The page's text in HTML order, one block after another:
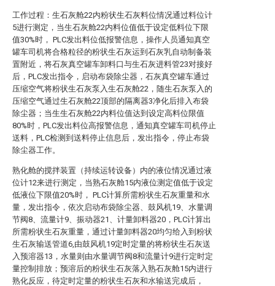
工作过程：生石灰舱22内粉状生石灰料位情况通过料位计
5进行测定，当生石灰舱22内料位值低于设定低料位下限
值30%时， PLC发出料位低报警信息，操作人员通知真空
罐车司机将合格粒径的粉状生石灰运到石灰乳自动制备装
置附近，将石灰真空罐车卸料口与生石灰进料管23对接好
后，PLC发出指令，启动布袋除尘器，石灰真空罐车通过
压缩空气将粉状生石灰泵入生石灰舱22，随生石灰泵入的
压缩空气通过生石灰舱22顶部的隔离器3净化后排入布袋
除尘器；当生生石灰舱22内料位值达到设定高料位限值
80%时，PLC发出料位高报警信息，通知真空罐车司机停止
送料，PLC检测到送料停止信息后，发出指令，停止布袋
除尘器工作。
熟化舱的搅拌装置（持续运转设备）内的液位情况通过液
位计12来进行测定，当熟石灰舱15内液位测定值低于设定
低液位下限值20%时， PLC计算所需粉状生石灰重量和水
量，发出指令，依次启动布袋除尘器、鼓风机19、水量调
节阀8、流量计9、振动器21、计量卸料器20，PLC计算出
所需粉状生石灰重量，通过计量卸料器20均匀给入到粉状
生石灰输送管道6,由鼓风机19定时定量的将粉状生石灰送
入预溶器13，水量则由水量调节阀8和流量计9进行定时定
量控制排放；预溶后的粉状生石灰落入熟石灰舱15内进行
熟化反应，待定时定量的粉状生石灰和水输送完成后，